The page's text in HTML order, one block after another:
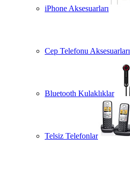
iPhone Aksesuarları
Cep Telefonu Aksesuarları
Bluetooth Kulaklıklar
Telsiz Telefonlar